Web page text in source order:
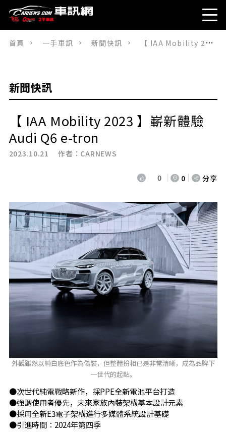
首頁 一手車訊 新聞快訊 【 IAA Mobility 2023 】嶄新體驗Audi Q6 e-tron
新聞快訊
【 IAA Mobility 2023 】嶄新體驗
Audi Q6 e-tron
2023.10.21 作者： CARNEWS
0 0 分享
外觀雖然以純白底色作為偽裝，但整體扮相已是非常清晰，成為品牌下
一世代的起點。
●次世代純電戰略新作，採PPE全新電池平台打造
●強調使用者優先，未來家族內裝架構基本設計元素
●採用全新E3電子架構進行多媒體系統設計基礎
●引進時間：2024年第四季